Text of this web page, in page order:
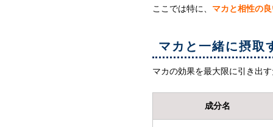
ここでは特に、 マカと相性の
マカと一緒に摂取
マカの効果を最大限に引き出
成分名